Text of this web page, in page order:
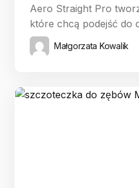
Aero Straight Pro
które chcą podejść do
Małgorzata Kowalik